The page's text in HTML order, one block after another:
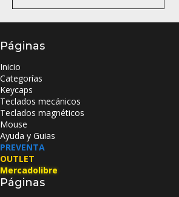
Páginas
Inicio
Categorías
Keycaps
Teclados mecánicos
Teclados magnéticos
Mouse
Ayuda y Guias
PREVENTA
OUTLET
Mercadolibre
Páginas